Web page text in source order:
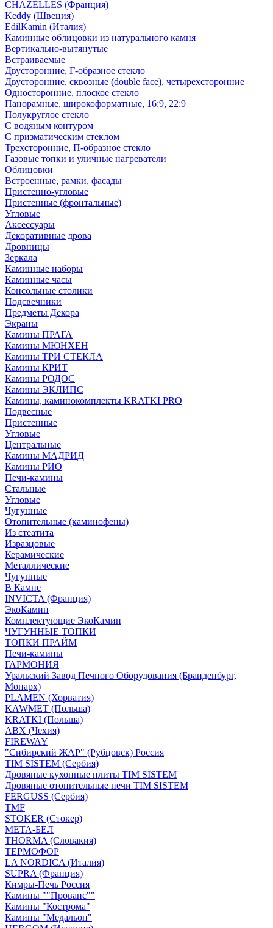
CHAZELLES (Франция)
Keddy (Швеция)
EdilKamin (Италия)
Каминные облицовки из натурального камня
Вертикально-вытянутые
Встраиваемые
Двусторонние, Г-образное стекло
Двусторонние, сквозные (double face), четырехсторонние
Односторонние, плоское стекло
Панорамные, широкоформатные, 16:9, 22:9
Полукруглое стекло
С водяным контуром
С призматическим стеклом
Трехсторонние, П-образное стекло
Газовые топки и уличные нагреватели
Облицовки
Встроенные, рамки, фасады
Пристенно-угловые
Пристенные (фронтальные)
Угловые
Аксессуары
Декоративные дрова
Дровницы
Зеркала
Каминные наборы
Каминные часы
Консольные столики
Подсвечники
Предметы Декора
Экраны
Камины ПРАГА
Камины МЮНХЕН
Камины ТРИ СТЕКЛА
Камины КРИТ
Камины РОДОС
Камины ЭКЛИПС
Камины, каминокомплекты KRATKI PRO
Подвесные
Пристенные
Угловые
Центральные
Камины МАДРИД
Камины РИО
Печи-камины
Стальные
Угловые
Чугунные
Отопительные (каминофены)
Из стеатита
Изразцовые
Керамические
Металлические
Чугунные
В Камне
INVICTA (Франция)
ЭкоКамин
Комплектующие ЭкоКамин
ЧУГУННЫЕ ТОПКИ
ТОПКИ ПРАЙМ
Печи-камины
ГАРМОНИЯ
Уральский Завод Печного Оборудования (Бранденбург,
Монарх)
PLAMEN (Хорватия)
KAWMET (Польша)
KRATKI (Польша)
ABX (Чехия)
FIREWAY
"Сибирский ЖАР" (Рубцовск) Россия
TIM SISTEM (Сербия)
Дровяные кухонные плиты TIM SISTEM
Дровяные отопительные печи TIM SISTEM
FERGUSS (Сербия)
TMF
STOKER (Стокер)
МЕТА-БЕЛ
THORMA (Словакия)
ТЕРМОФОР
LA NORDICA (Италия)
SUPRA (Франция)
Кимры-Печь Россия
Камины ""Прованс""
Камины "Кострома"
Камины "Медальон"